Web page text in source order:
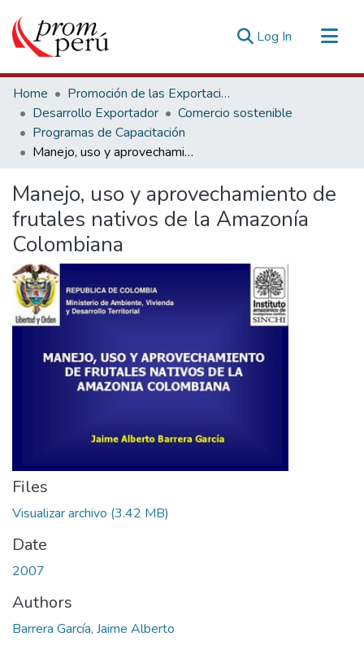
Log In (current)
Communities & Collections
All of DSpace
Statistics
Estadísticas Externas
Home
Promoción de las Exportaciones
Desarrollo Exportador
Comercio sostenible
Programas de Capacitación
Manejo, uso y aprovechamiento de frutales nativos de la Amazonía Colombiana
Manejo, uso y aprovechamiento de
frutales nativos de la Amazonía
Colombiana
Files
Visualizar archivo (3.42 MB)
Date
2007
Authors
Barrera García, Jaime Alberto